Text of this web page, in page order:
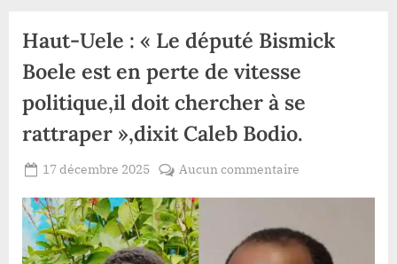
Haut-Uele : « Le député Bismick
Boele est en perte de vitesse
politique,il doit chercher à se
rattraper »,dixit Caleb Bodio.
Posted
17 décembre 2025
ROMEO
Aucun commentaire
:
«